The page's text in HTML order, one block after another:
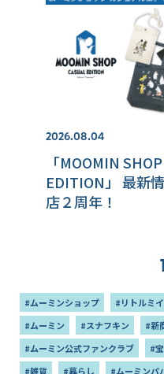
2026.08.04
「MOOMIN
EDITION」 最新
店２周年！
#ムーミンショップ #リトルミイ
#ムーミン
#スナフキン #新
#ムーミン公式ファンクラブ
#
#雑貨
#暮らし #ムーミンパ